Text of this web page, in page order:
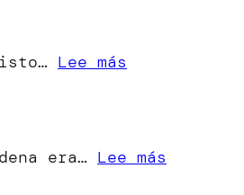
Lee más
se
era… Lee más